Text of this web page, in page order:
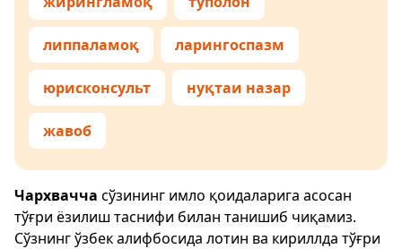
липпаламоқ ларингоспазм
юрисконсульт нуқтаи назар
жавоб
Чархвачча сўзининг имло қоидаларига асосан
тўғри ёзилиш таснифи билан танишиб чиқамиз.
Сўзнинг ўзбек алифбосида лотин ва кириллда тўғри